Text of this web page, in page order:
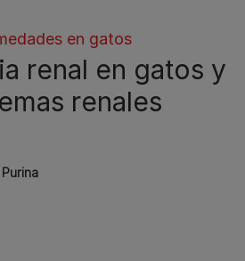
en gatos
renal en gatos y
renales